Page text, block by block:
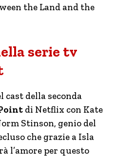
the Land and the
serie tv
cast della seconda
di Netflix con Kate
Stinson, genio del
che grazie a Isla
l’amore per questo